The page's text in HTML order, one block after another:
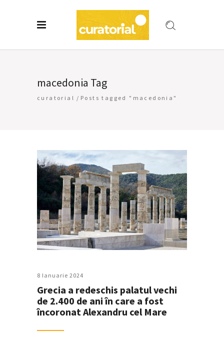
macedonia Tag
curatorial / Posts tagged "macedonia"
8 Ianuarie 2024
Grecia a redeschis palatul vechi
de 2.400 de ani în care a fost
încoronat Alexandru cel Mare